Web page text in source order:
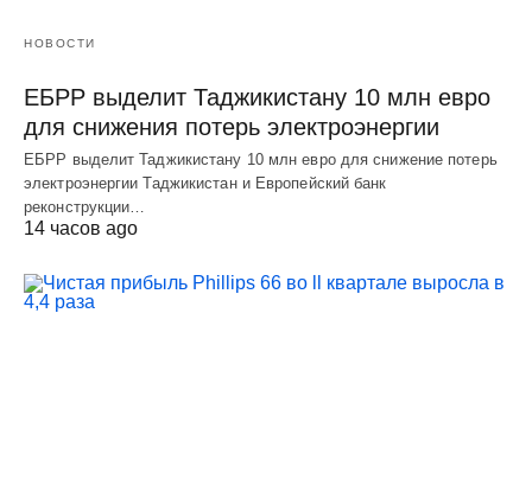
НОВОСТИ
ЕБРР выделит Таджикистану 10 млн евро
для снижения потерь электроэнергии
ЕБРР выделит Таджикистану 10 млн евро для снижение потерь
электроэнергии Таджикистан и Европейский банк
реконструкции…
14 часов ago